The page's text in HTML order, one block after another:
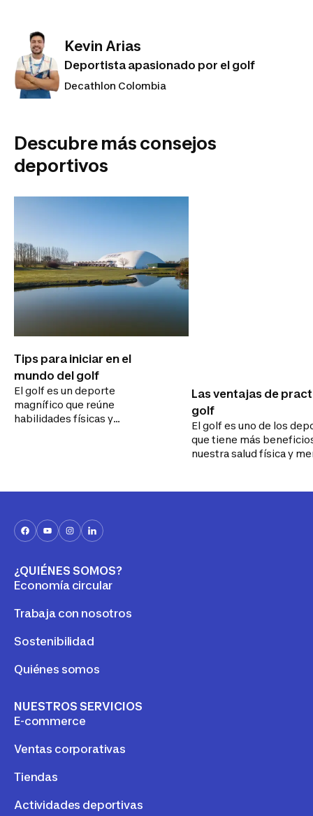
Kevin Arias
Deportista apasionado por el golf
Decathlon Colombia
Descubre más consejos
deportivos
Tips para iniciar en el
mundo del golf
El golf es un deporte
magnífico que reúne
habilidades físicas y
Las ventajas de
golf
El golf es uno de los
que tiene más
nuestra salud física y
deporte
¿QUIÉNES SOMOS?
Economía circular
Trabaja con nosotros
Sostenibilidad
Quiénes somos
NUESTROS SERVICIOS
E-commerce
Ventas corporativas
Tiendas
Actividades deportivas